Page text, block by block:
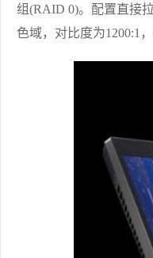
组(RAID 0)。配置直接
色域，对比度为1200:1